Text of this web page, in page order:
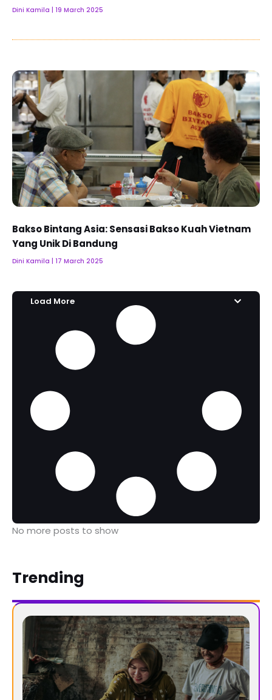
Dini Kamila 19 March 2025
Bakso Bintang Asia: Sensasi Bakso Kuah Vietnam
Yang Unik Di Bandung
Dini Kamila 17 March 2025
Load More
No more posts to show
Trending